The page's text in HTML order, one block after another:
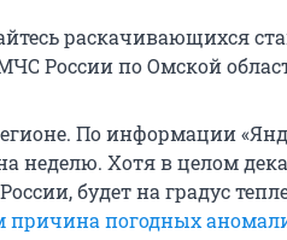
раскачивающихся
России по Омской
По информации
неделю. Хотя в целом
будет на градус
причина погодных